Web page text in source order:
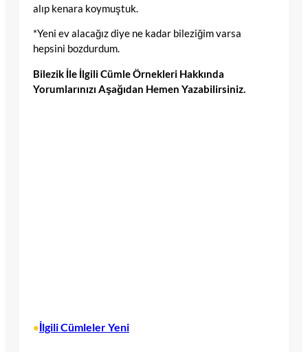
alıp kenara koymuştuk.
*Yeni ev alacağız diye ne kadar bileziğim varsa
hepsini bozdurdum.
Bilezik İle İlgili Cümle Örnekleri Hakkında
Yorumlarınızı Aşağıdan Hemen Yazabilirsiniz.
•İlgili Cümleler Yeni